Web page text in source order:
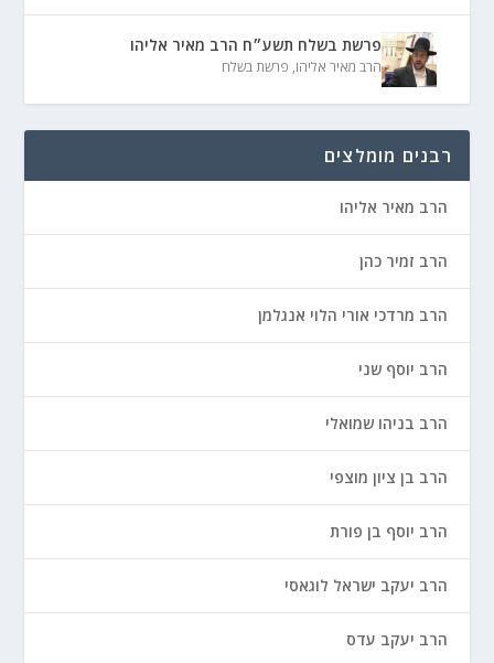
פרשת בשלח תשע״ח הרב מאיר אליהו
הרב מאיר אליהו, פרשת בשלח
רבנים מומלצים
הרב מאיר אליהו
הרב זמיר כהן
הרב מרדכי אורי הלוי אנגלמן
הרב יוסף שני
הרב בניהו שמואלי
הרב בן ציון מוצפי
הרב יוסף בן פורת
הרב יעקב ישראל לוגאסי
הרב יעקב עדס